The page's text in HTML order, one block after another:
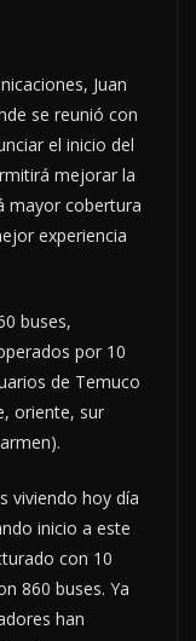
Juan
se reunió con
el inicio del
mejorar la
mayor cobertura
experiencia
buses,
por 10
de Temuco
oriente, sur
viviendo hoy día
inicio a este
con 10
860 buses. Ya
han